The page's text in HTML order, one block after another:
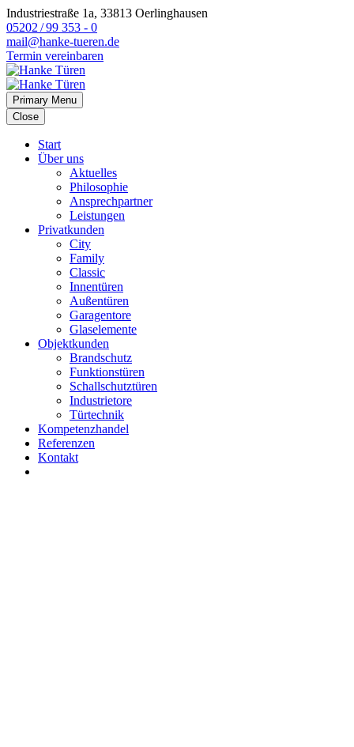
Industriestraße 1a, 33813 Oerlinghausen
05202 / 99 353 - 0
mail@hanke-tueren.de
Termin vereinbaren
Primary Menu
Close
Start
Über uns
Aktuelles
Philosophie
Ansprechpartner
Leistungen
Privatkunden
City
Family
Classic
Innentüren
Außentüren
Garagentore
Glaselemente
Objektkunden
Brandschutz
Funktionstüren
Schallschutztüren
Industrietore
Türtechnik
Kompetenzhandel
Referenzen
Kontakt